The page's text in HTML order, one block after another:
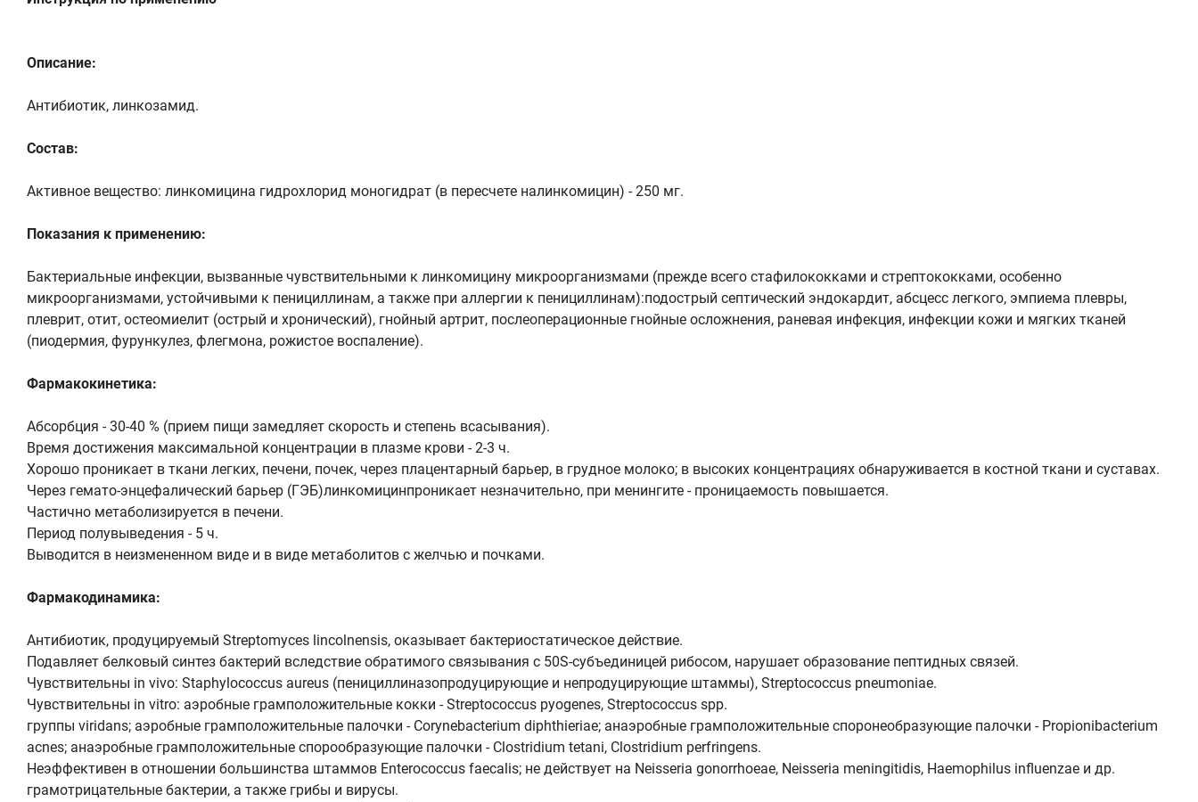
Описание:
Антибиотик, линкозамид.
Состав:
Активное вещество: линкомицина гидрохлорид моногидрат (в пересчете налинкомицин) - 250 мг.
Показания к применению:
Бактериальные инфекции, вызванные чувствительными к линкомицину микроорганизмами (прежде всего стафилококками и стрептококками, особенно
микроорганизмами, устойчивыми к пенициллинам, а также при аллергии к пенициллинам):подострый септический эндокардит, абсцесс легкого, эмпиема плевры,
плеврит, отит, остеомиелит (острый и хронический), гнойный артрит, послеоперационные гнойные осложнения, раневая инфекция, инфекции кожи и мягких тканей
(пиодермия, фурункулез, флегмона, рожистое воспаление).
Фармакокинетика:
Абсорбция - 30-40 % (прием пищи замедляет скорость и степень всасывания).
Время достижения максимальной концентрации в плазме крови - 2-3 ч.
Хорошо проникает в ткани легких, печени, почек, через плацентарный барьер, в грудное молоко; в высоких концентрациях обнаруживается в костной ткани и суставах.
Через гемато-энцефалический барьер (ГЭБ)линкомицинпроникает незначительно, при менингите - проницаемость повышается.
Частично метаболизируется в печени.
Период полувыведения - 5 ч.
Выводится в неизмененном виде и в виде метаболитов с желчью и почками.
Фармакодинамика:
Антибиотик, продуцируемый Streptomyces lincolnensis, оказывает бактериостатическое действие.
Подавляет белковый синтез бактерий вследствие обратимого связывания с 50S-субъединицей рибосом, нарушает образование пептидных связей.
Чувствительны in vivo: Staphylococcus aureus (пенициллиназопродуцирующие и непродуцирующие штаммы), Streptococcus pneumoniae.
Чувствительны in vitro: аэробные грамположительные кокки - Streptococcus pyogenes, Streptococcus spp.
группы viridans; аэробные грамположительные палочки - Corynebacterium diphthieriae; анаэробные грамположительные споронеобразующие палочки - Propionibacterium
acnes; анаэробные грамположительные спорообразующие палочки - Clostridium tetani, Clostridium perfringens.
Неэффективен в отношении большинства штаммов Enterococcus faecalis; не действует на Neisseria gonorrhoeae, Neisseria meningitidis, Haemophilus influenzae и др.
грамотрицательные бактерии, а также грибы и вирусы.